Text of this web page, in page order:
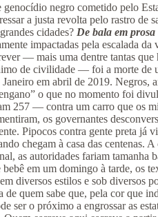
genocídio negro cometido pelo
a justa revolta pelo rastro de
cidades? De bala em prosa
impactadas pela escalada
— mais uma dentre tantas que
de civilidade — foi a morte de
em abril de 2019. Negros,
o que no momento foi
257 — contra um carro que os
os governantes
Pipocos contra gente preta já
chegam à casa das centenas.
as autoridades fariam tamanha
em um domingo à tarde, os
diversos estilos e sob diversos
de quem sabe que, pela cor que
ser o próximo a engrossar as